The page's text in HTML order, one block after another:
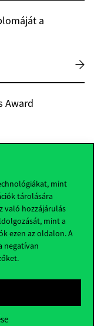
mint
tárolására
való hozzájárulás
mint a
ezen az oldalon. A
negatívan
a
Award